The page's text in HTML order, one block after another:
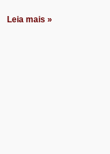
Leia mais »